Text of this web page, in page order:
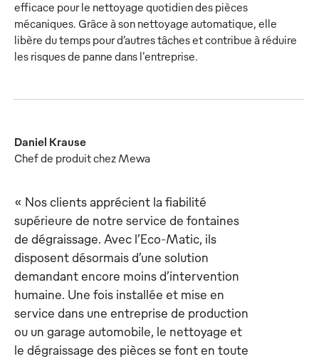
efficace pour le nettoyage quotidien des pièces
mécaniques. Grâce à son nettoyage automatique, elle
libère du temps pour d’autres tâches et contribue à réduire
les risques de panne dans l'entreprise.
Daniel Krause
Chef de produit chez Mewa
« Nos clients apprécient la fiabilité
supérieure de notre service de fontaines
de dégraissage. Avec l’Eco-Matic, ils
disposent désormais d’une solution
demandant encore moins d’intervention
humaine. Une fois installée et mise en
service dans une entreprise de production
ou un garage automobile, le nettoyage et
le dégraissage des pièces se font en toute